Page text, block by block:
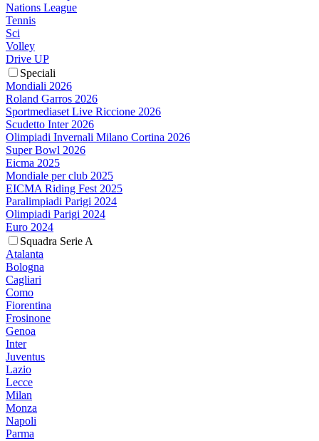
Nations League
Tennis
Sci
Volley
Drive UP
Speciali
Mondiali 2026
Roland Garros 2026
Sportmediaset Live Riccione 2026
Scudetto Inter 2026
Olimpiadi Invernali Milano Cortina 2026
Super Bowl 2026
Eicma 2025
Mondiale per club 2025
EICMA Riding Fest 2025
Paralimpiadi Parigi 2024
Olimpiadi Parigi 2024
Euro 2024
Squadra Serie A
Atalanta
Bologna
Cagliari
Como
Fiorentina
Frosinone
Genoa
Inter
Juventus
Lazio
Lecce
Milan
Monza
Napoli
Parma